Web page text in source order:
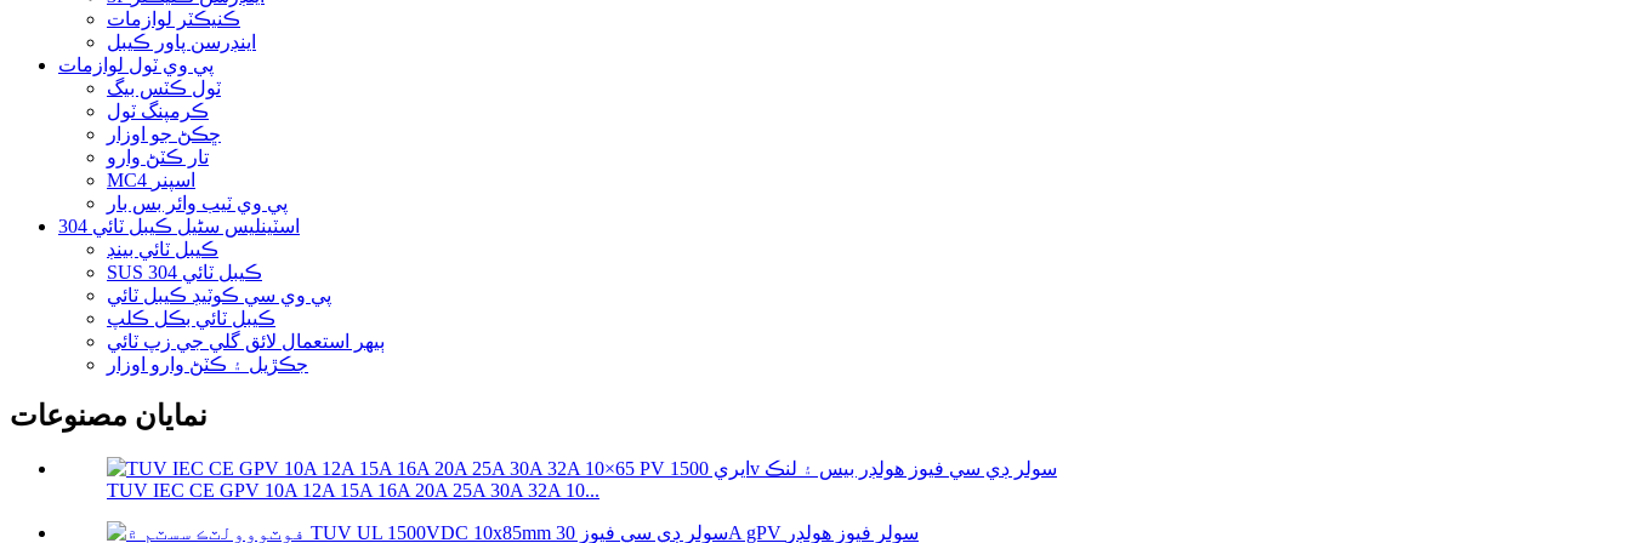
ڪنيڪٽر لوازمات
اينڊرسن پاور ڪيبل
پي وي ٽول لوازمات
ٽول ڪٽس بيگ
ڪرمپنگ ٽول
ڇڪڻ جو اوزار
تار ڪٽڻ وارو
MC4 اسپنر
پي وي ٽيب وائر بس بار
304 اسٽينلیس سٹیل ڪيبل ٽائي
ڪيبل ٽائي بينڊ
SUS 304 ڪيبل ٽائي
پي وي سي ڪوٽيڊ ڪيبل ٽائي
ڪيبل ٽائي بڪل ڪلپ
ٻيهر استعمال لائق گلي جي زپ ٽائي
جڪڙيل ۽ ڪٽڻ وارو اوزار
نمايان مصنوعات
TUV IEC CE GPV 10A 12A 15A 16A 20A 25A 30A 32A 10...